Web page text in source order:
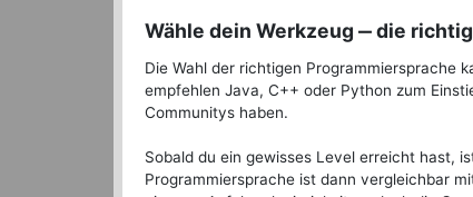
Wähle dein Werkzeug ‒ die
Die Wahl der richtigen Programmiersprache
empfehlen Java, C++ oder Python zum
Communitys haben.
Sobald du ein gewisses Level erreicht hast,
Programmiersprache ist dann vergleichbar